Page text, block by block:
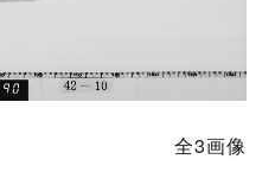
全3画像